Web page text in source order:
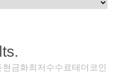
금화최저수수료테더코인